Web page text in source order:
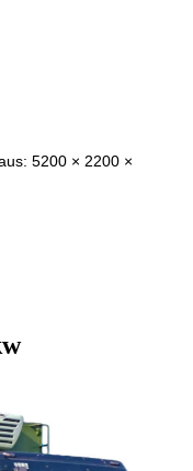
5200 × 2200 ×